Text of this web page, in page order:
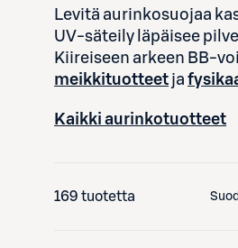
Levitä aurinkosuojaa
UV-säteily läpäisee
Kiireiseen arkeen BB-
meikkituotteet ja
Kaikki aurinkotuotteet
169 tuotetta